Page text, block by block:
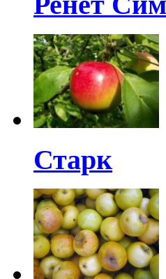
Старк